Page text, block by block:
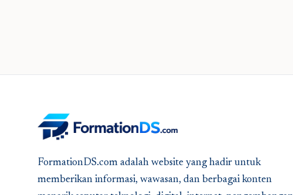
FormationDS.com adalah website yang hadir untuk
memberikan informasi, wawasan, dan berbagai konten